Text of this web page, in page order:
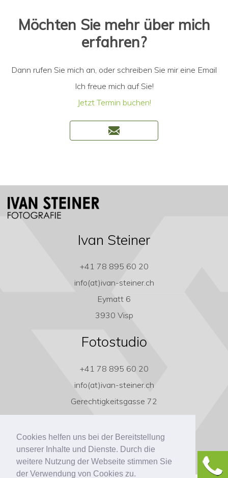
Cookies helfen uns bei der Bereitstellung
unserer Inhalte und Dienste. Durch die
weitere Nutzung der Webseite stimmen Sie
der Verwendung von Cookies zu.
Möchten Sie mehr über mich
erfahren?
Dann rufen Sie mich an, oder schreiben Sie mir eine Email
Ich freue mich auf Sie!
Jetzt Termin buchen!
Ivan Steiner
+41 78 895 60 20
info(at)ivan-steiner.ch
Eymatt 6
3930 Visp
Fotostudio
+41 78 895 60 20
info(at)ivan-steiner.ch
Gerechtigkeitsgasse 72
3011 Bern